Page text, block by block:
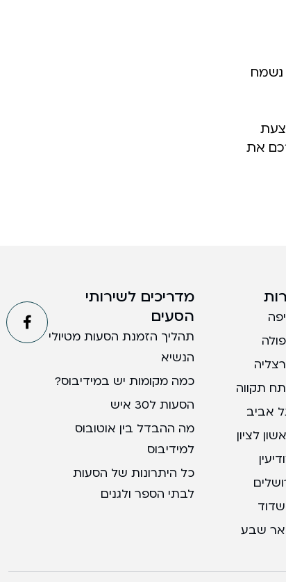
נשמח
את
תקווה
אביב
לציון
שבע
מדריכים לשירותי
הסעים
תהליך הזמנת הסעות מטיולי
הנשיא
כמה מקומות יש במידיבוס?
הסעות ל30 איש
מה ההבדל בין אוטובוס
למידיבוס
כל היתרונות של הסעות
לבתי הספר ולגנים